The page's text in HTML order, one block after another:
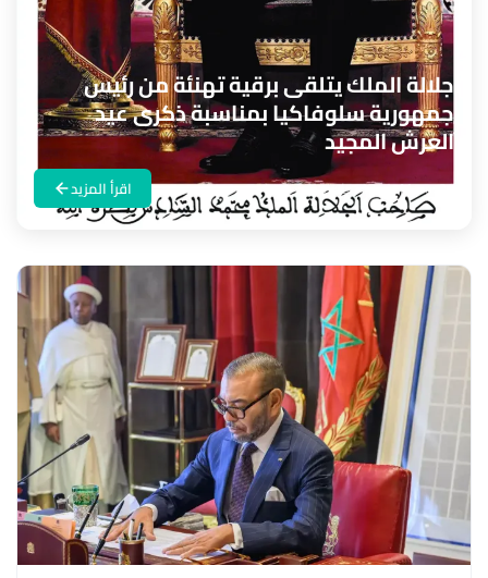
جلالة الملك يتلقى برقية تهنئة من رئيس
جمهورية سلوفاكيا بمناسبة ذكرى عيد
العرش المجيد
Maroc24منذ 12 ساعة اقرأ المزيد